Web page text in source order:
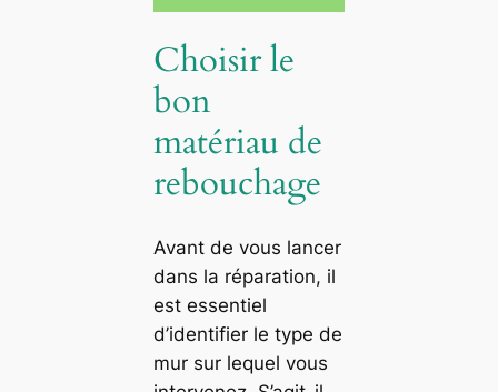
Choisir le
bon
matériau de
rebouchage
Avant de vous lancer
dans la réparation, il
est essentiel
d’identifier le type de
mur sur lequel vous